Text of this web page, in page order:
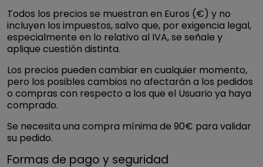
Todos los precios se muestran en Euros (€) y no
incluyen los impuestos, salvo que, por exigencia legal,
especialmente en lo relativo al IVA, se señale y
aplique cuestión distinta.
Los precios pueden cambiar en cualquier momento,
pero los posibles cambios no afectarán a los pedidos
o compras con respecto a los que el Usuario ya haya
comprado.
Se necesita una compra mínima de 90€ para validar
su pedido.
Formas de pago y seguridad